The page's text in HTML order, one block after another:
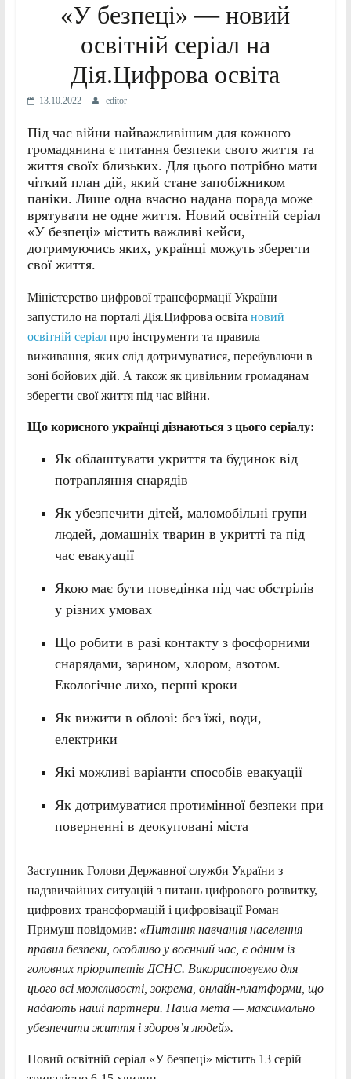
«У безпеці» — новий
освітній серіал на
Дія.Цифрова освіта
13.10.2022 editor
Під час війни найважливішим для кожного
громадянина є питання безпеки свого життя та
життя своїх близьких. Для цього потрібно мати
чіткий план дій, який стане запобіжником
паніки. Лише одна вчасно надана порада може
врятувати не одне життя. Новий освітній серіал
«У безпеці» містить важливі кейси,
дотримуючись яких, українці можуть зберегти
свої життя.
Міністерство цифрової трансформації України
запустило на порталі Дія.Цифрова освіта новий
освітній серіалпро інструменти та правила
виживання, яких слід дотримуватися, перебуваючи в
зоні бойових дій. А також як цивільним громадянам
зберегти свої життя під час війни.
Що корисного українці дізнаються з цього серіалу:
Як облаштувати укриття та будинок від
потрапляння снарядів
Як убезпечити дітей, маломобільні групи
людей, домашніх тварин в укритті та під
час евакуації
Якою має бути поведінка під час обстрілів
у різних умовах
Що робити в разі контакту з фосфорними
снарядами, зарином, хлором, азотом.
Екологічне лихо, перші кроки
Як вижити в облозі: без їжі, води,
електрики
Які можливі варіанти способів евакуації
Як дотримуватися протимінної безпеки при
поверненні в деокуповані міста
Заступник Голови Державної служби України з
надзвичайних ситуацій з питань цифрового розвитку,
цифрових трансформацій і цифровізації Роман
Примуш повідомив: «Питання навчання населення
правил безпеки, особливо у воєнний час, є одним із
головних пріоритетів ДСНС. Використовуємо для
цього всі можливості, зокрема, онлайн-платформи, що
надають наші партнери. Наша мета — максимально
убезпечити життя і здоров’я людей».
Новий освітній серіал «У безпеці» містить 13 серій